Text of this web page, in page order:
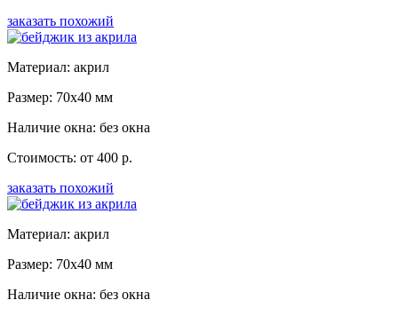
заказать похожий
Материал: акрил
Размер: 70x40 мм
Наличие окна: без окна
Стоимость: от 400 р.
заказать похожий
Материал: акрил
Размер: 70x40 мм
Наличие окна: без окна